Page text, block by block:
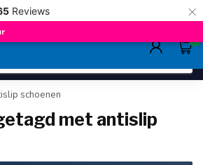
Reviews ×
0
schoenen
met antislip